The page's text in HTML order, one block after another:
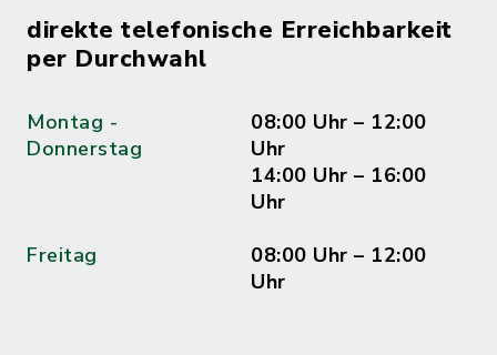
direkte telefonische Erreichbarkeit
per Durchwahl
Montag -
Donnerstag
08:00 Uhr – 12:00
Uhr
14:00 Uhr – 16:00
Uhr
Freitag
08:00 Uhr – 12:00
Uhr